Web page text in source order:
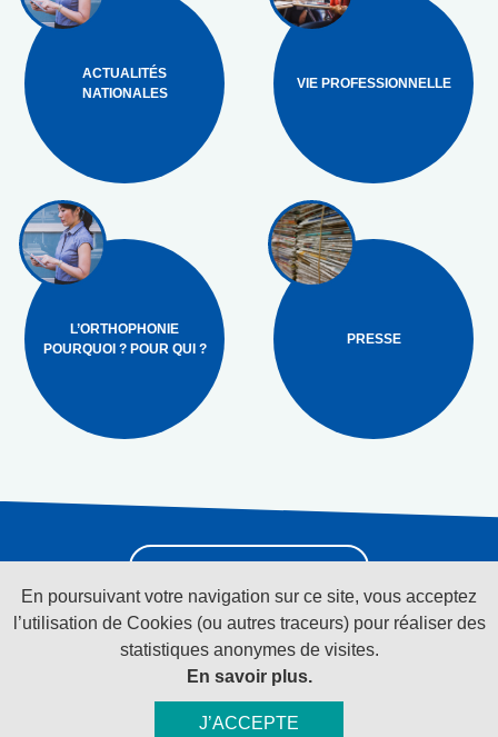
En poursuivant votre navigation sur ce site, vous acceptez
l’utilisation de Cookies (ou autres traceurs) pour réaliser des
statistiques anonymes de visites.
En savoir plus.
J’ACCEPTE
ACTUALITÉS
NATIONALES
VIE PROFESSIONNELLE
L’ORTHOPHONIE
POURQUOI ? POUR QUI ?
PRESSE
Suivez-nous sur les réseaux sociaux
newsletter cliquez ici